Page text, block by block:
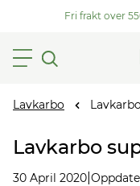
Fri frakt over
Lavkarbo
Lavkarbo
30 April 2020